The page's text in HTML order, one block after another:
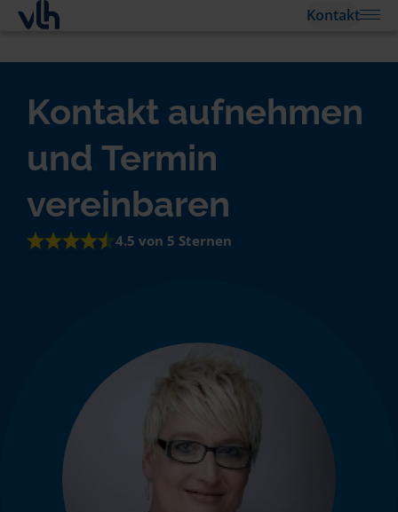
Kontakt
Kontakt aufnehmen
und Termin
vereinbaren
4.5 von 5 Sternen